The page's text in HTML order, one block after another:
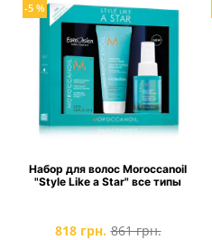
-5 %
Набор для волос Moroccanoil
"Style Like a Star" все типы
818 грн. 861 грн.